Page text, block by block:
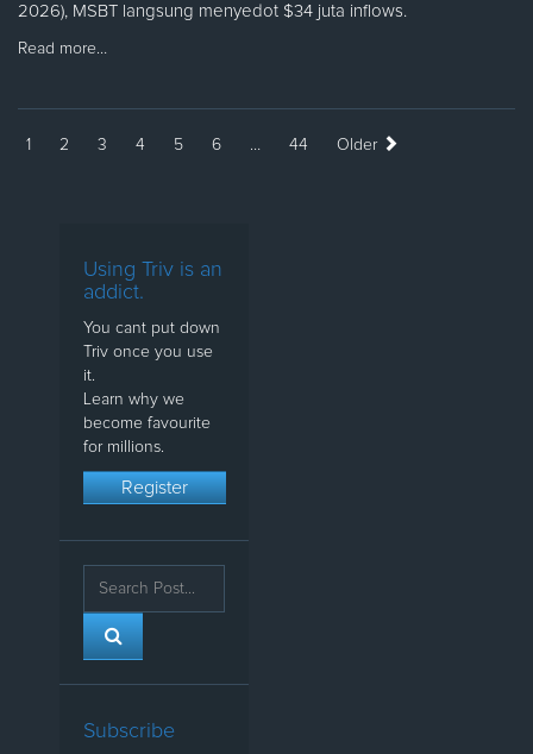
2026), MSBT langsung menyedot $34 juta inflows.
Read more…
1 2 3 4 5 6 … 44 Older
Using Triv is an
addict.
You cant put down
Triv once you use
it.
Learn why we
become favourite
for millions.
Register
Subscribe